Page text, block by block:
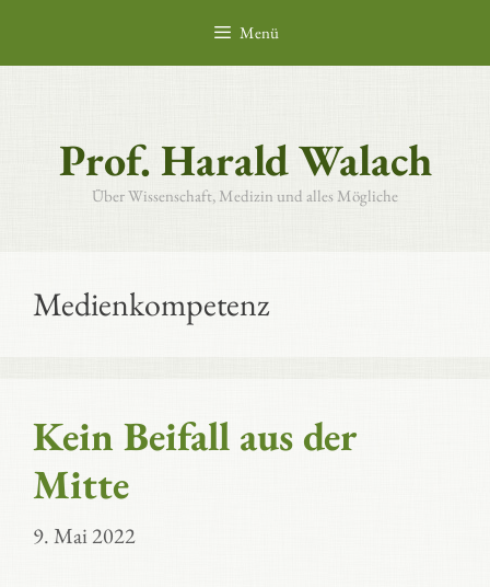
springen
Menü
Prof. Harald Walach
Über Wissenschaft, Medizin und alles Mögliche
Medienkompetenz
Kein Beifall aus der
Mitte
9. Mai 2022